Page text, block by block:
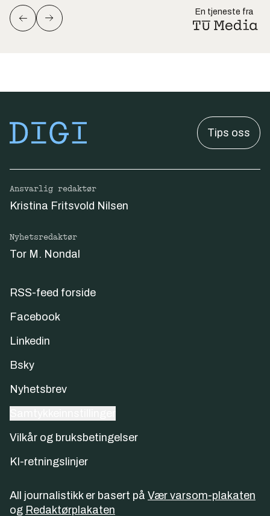
En tjeneste fra
Tips oss
Ansvarlig redaktør
Kristina Fritsvold Nilsen
Nyhetsredaktør
Tor M. Nondal
RSS-feed forside
Facebook
Linkedin
Bsky
Nyhetsbrev
Vilkår og bruksbetingelser
KI-retningslinjer
All journalistikk er basert på Vær varsom-plakaten
og Redaktørplakaten